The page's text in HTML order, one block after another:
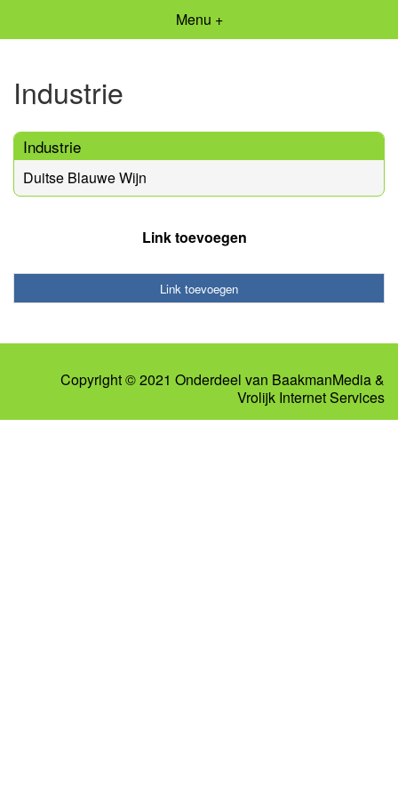
Menu +
Industrie
Industrie
Duitse Blauwe Wijn
Link toevoegen
Link toevoegen
Copyright © 2021 Onderdeel van BaakmanMedia&
Vrolijk Internet Services